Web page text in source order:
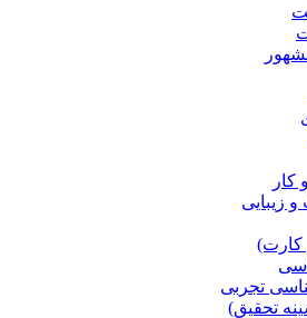
زیبایی
تجربی
تحقیق)